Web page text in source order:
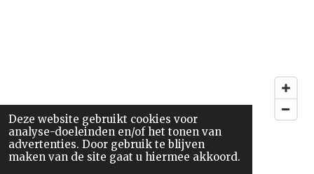
Deze website gebruikt cookies voor
analyse-doeleinden en/of het tonen van
advertenties. Door gebruik te blijven
maken van de site gaat u hiermee akkoord.
Hoogstudentengilde De Wesp